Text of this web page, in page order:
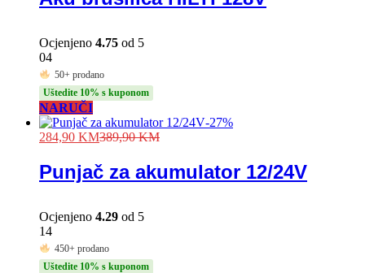
Ocjenjeno 4.75 od 5
04
50+ prodano
Uštedite 10% s kuponom
NARUČI
-27%
284,90 KM389,90KM
Punjač za akumulator 12/24V
Ocjenjeno 4.29 od 5
14
450+ prodano
Uštedite 10% s kuponom